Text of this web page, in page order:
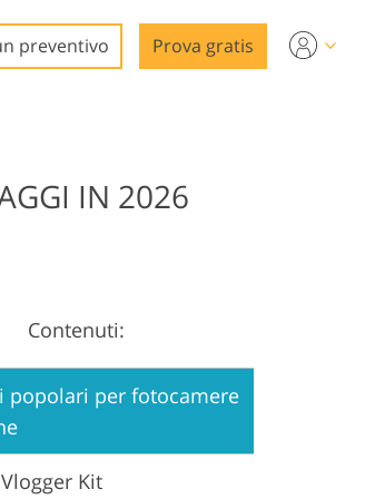
preventivo Prova gratis
IN 2026
Contenuti:
popolari per fotocamere
Kit